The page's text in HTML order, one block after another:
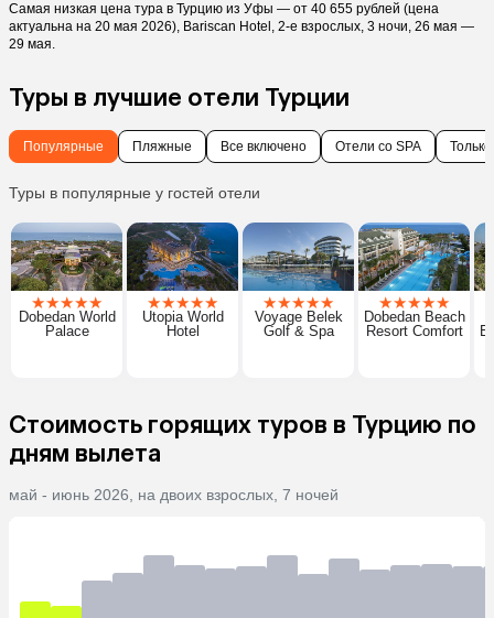
Самая низкая цена тура в Турцию из Уфы — от 40 655 рублей (цена
актуальна на 20 мая 2026), Bariscan Hotel, 2-е взрослых, 3 ночи, 26 мая —
29 мая.
Туры в лучшие отели Турции
Популярные Пляжные Все включено Отели со SPA
Туры в популярные у гостей отели
★★★★★
Dobedan World
Palace
★★★★★
Utopia World
Hotel
★★★★★
Voyage Belek
Golf & Spa
★★★★★
Dobedan Beach
Resort Comfort
Стоимость горящих туров в Турцию по
дням вылета
май - июнь 2026, на двоих взрослых, 7 ночей